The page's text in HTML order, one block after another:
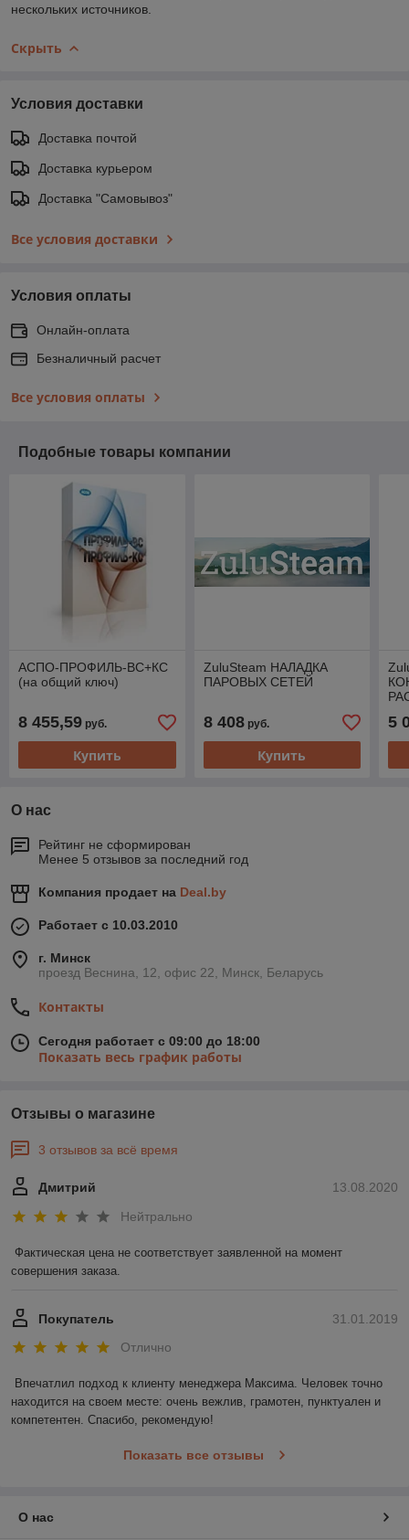
нескольких источников.
Скрыть
Условия доставки
Доставка почтой
Доставка курьером
Доставка "Самовывоз"
Все условия доставки
Условия оплаты
Онлайн-оплата
Безналичный расчет
Все условия оплаты
Подобные товары компании
АСПО-ПРОФИЛЬ-ВС+КС
(на общий ключ)
8 455,59 руб.
Купить
ZuluSteam НАЛАДКА
ПАРОВЫХ СЕТЕЙ
8 408руб.
Купить
5
О нас
Рейтинг не сформирован
Менее 5 отзывов за последний год
Компания продает на Deal.by
Работает с 10.03.2010
г. Минск
проезд Веснина, 12, офис 22, Минск, Беларусь
Контакты
Сегодня работает с 09:00 до 18:00
Показать весь график работы
Отзывы о магазине
3 отзывов за всё время
13.08.2020
Дмитрий
Нейтрально
Фактическая цена не соответствует заявленной на момент
совершения заказа.
31.01.2019
Покупатель
Отлично
Впечатлил подход к клиенту менеджера Максима. Человек точно
находится на своем месте: очень вежлив, грамотен, пунктуален и
компетентен. Спасибо, рекомендую!
Показать все отзывы
О нас